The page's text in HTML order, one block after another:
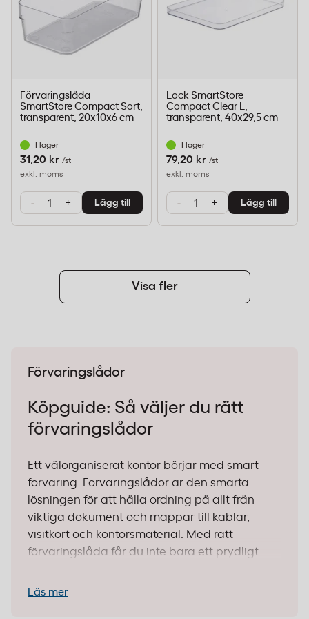
Förvaringslåda
SmartStore Compact Sort,
transparent, 20x10x6 cm
I lager
31,20 kr /st
exkl. moms
- + Lägg till
Lock SmartStore
Compact Clear L,
transparent, 40x29,5 cm
I lager
79,20 kr /st
exkl. moms
- + Lägg till
Visa fler
Förvaringslådor
Köpguide: Så väljer du rätt
förvaringslådor
Ett välorganiserat kontor börjar med smart
förvaring. Förvaringslådor är den smarta
lösningen för att hålla ordning på allt från
viktiga dokument och mappar till kablar,
visitkort och kontorsmaterial. Med rätt
förvaringslåda får du inte bara ett prydligt
allt har sin plats.
Läs mer